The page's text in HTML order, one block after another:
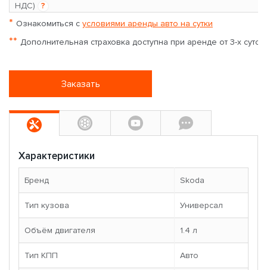
НДС)
?
* Ознакомиться с условиями аренды авто на сутки
** Дополнительная страховка доступна при аренде от 3-х суток
Заказать
Характеристики
Бренд Skoda
Тип кузова Универсал
Объём двигателя 1.4 л
Тип КПП Авто